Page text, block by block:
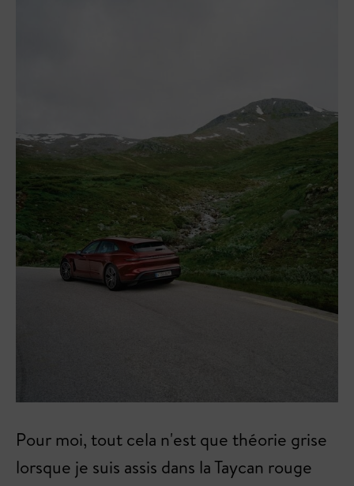
Pour moi, tout cela n'est que théorie grise
lorsque je suis assis dans la Taycan rouge